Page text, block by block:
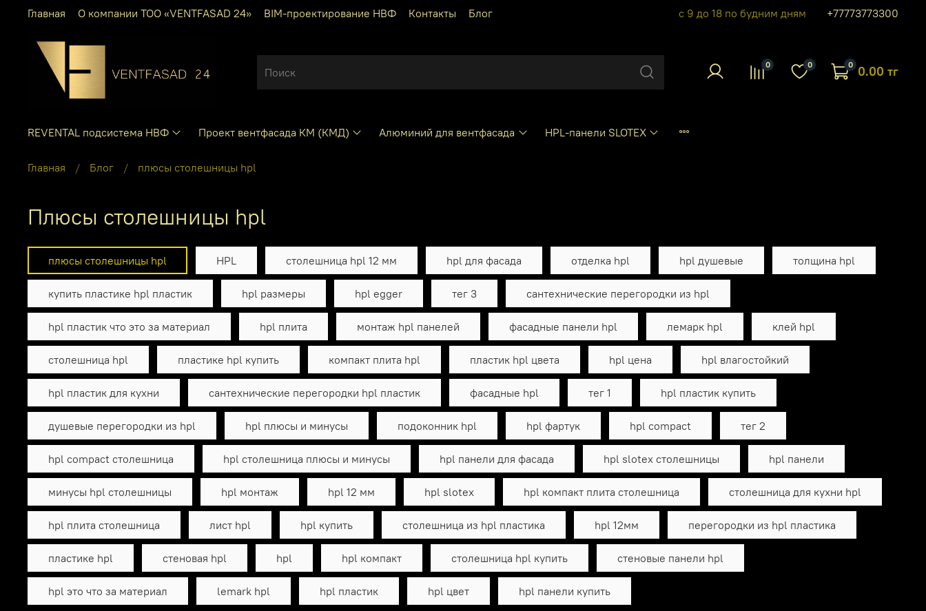
Главная О компании ТОО «VENTFASAD 24» BIM-проектирование НВФ Контакты Блог с 9 до 18 по будним дням +77773773300
0 0 0 0.00 тг
REVENTAL подсистема НВФ Проект вентфасада КМ (КМД) Алюминий для вентфасада HPL-панели SLOTEX
Главная Блог плюсы столешницы hpl
плюсы столешницы hpl
плюсы столешницы hpl HPL столешница hpl 12 мм hpl для фасада отделка hpl hpl душевые толщина hpl
купить пластике hpl пластик hpl размеры hpl egger тег 3 сантехнические перегородки из hpl
hpl пластик что это за материал hpl плита монтаж hpl панелей фасадные панели hpl лемарк hpl клей hpl
столешница hpl пластике hpl купить компакт плита hpl пластик hpl цвета hpl цена hpl влагостойкий
hpl пластик для кухни сантехнические перегородки hpl пластик фасадные hpl тег 1 hpl пластик купить
душевые перегородки из hpl hpl плюсы и минусы подоконник hpl hpl фартук hpl compact тег 2
hpl compact столешница hpl столешница плюсы и минусы hpl панели для фасада hpl slotex столешницы hpl панели
минусы hpl столешницы hpl монтаж hpl 12 мм hpl slotex hpl компакт плита столешница столешница для кухни hpl
hpl плита столешница лист hpl hpl купить столешница из hpl пластика hpl 12мм перегородки из hpl пластика
пластике hpl стеновая hpl hpl hpl компакт столешница hpl купить стеновые панели hpl
hpl это что за материал lemark hpl hpl пластик hpl цвет hpl панели купить